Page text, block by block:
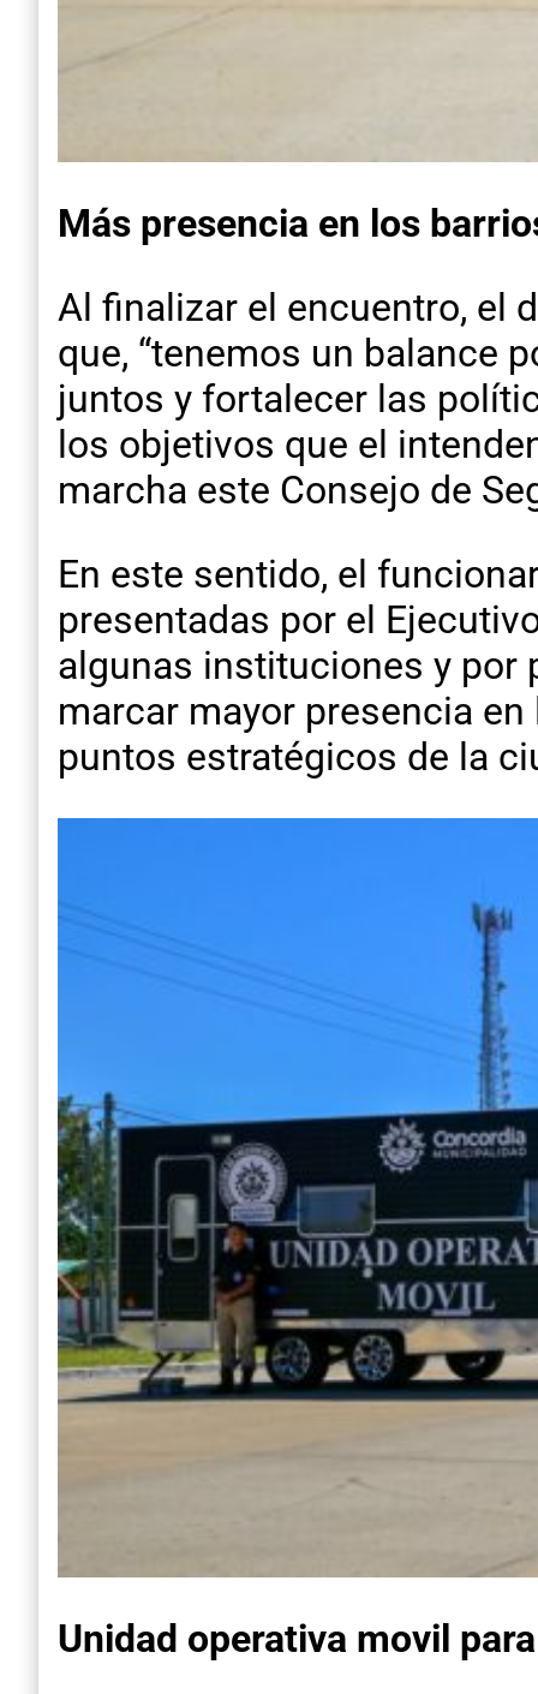
Más presencia en los
Al finalizar el encuentro, el
que, “tenemos un balance
juntos y fortalecer las
los objetivos que el
marcha este Consejo de
En este sentido, el
presentadas por el
algunas instituciones y por
marcar mayor presencia
puntos estratégicos de la
Unidad operativa movil